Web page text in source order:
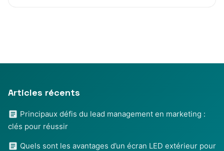
Articles récents
Principaux défis du lead management en marketing :
clés pour réussir
Quels sont les avantages d’un écran LED extérieur pour